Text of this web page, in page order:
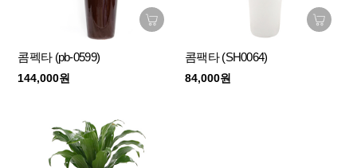
콤펙타 (pb-0599)
144,000원
콤팩타 (SH0064)
84,000원